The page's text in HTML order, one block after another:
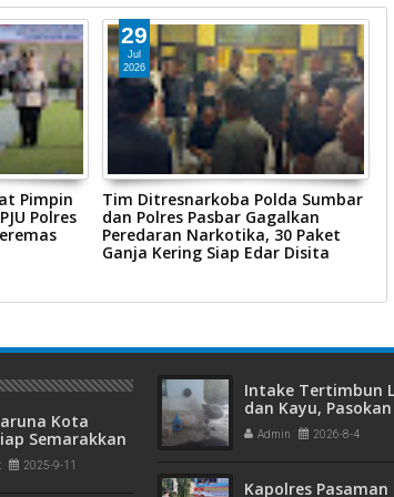
Pimpin
Polres
29
Jul
2026
Tim Ditresnarkoba Polda Sumbar
dan Polres Pasbar Gagalkan
Peredaran Narkotika, 30 Paket
Ganja Kering Siap Edar Disita
Kota
Semarakkan
: Dari
Hijau hingga
2025-9-11
Intake Tertimbun
dan Kayu,
Bersih di Kota
Terganggu
Admin 2026-8-4
Kapolres